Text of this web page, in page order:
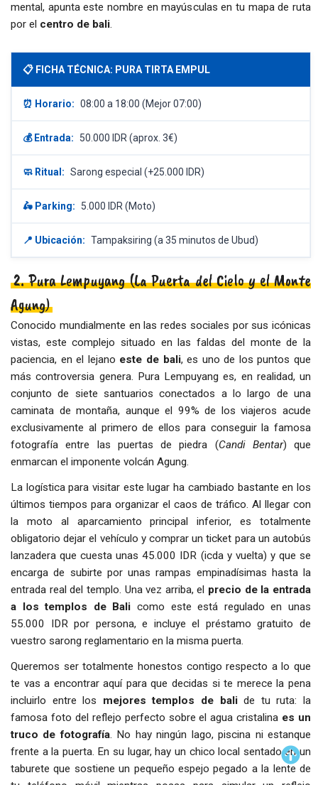
mental, apunta este nombre en mayúsculas en tu mapa de ruta
por el centro de bali.
📋 FICHA TÉCNICA: PURA TIRTA EMPUL
⏰ Horario: 08:00 a 18:00 (Mejor 07:00)
💰 Entrada: 50.000 IDR (aprox. 3€)
🧼 Ritual: Sarong especial (+25.000 IDR)
🛵 Parking: 5.000 IDR (Moto)
📍 Ubicación: Tampaksiring (a 35 minutos de Ubud)
2. Pura Lempuyang (La Puerta del Cielo y el Monte
Agung)
Conocido mundialmente en las redes sociales por sus icónicas
vistas, este complejo situado en las faldas del monte de la
paciencia, en el lejano este de bali, es uno de los puntos que
más controversia genera. Pura Lempuyang es, en realidad, un
conjunto de siete santuarios conectados a lo largo de una
caminata de montaña, aunque el 99% de los viajeros acude
exclusivamente al primero de ellos para conseguir la famosa
fotografía entre las puertas de piedra (Candi Bentar) que
enmarcan el imponente volcán Agung.
La logística para visitar este lugar ha cambiado bastante en los
últimos tiempos para organizar el caos de tráfico. Al llegar con
la moto al aparcamiento principal inferior, es totalmente
obligatorio dejar el vehículo y comprar un ticket para un autobús
lanzadera que cuesta unas 45.000 IDR (icda y vuelta) y que se
encarga de subirte por unas rampas empinadísimas hasta la
entrada real del templo. Una vez arriba, el precio de la entrada
a los templos de Bali como este está regulado en unas
55.000 IDR por persona, e incluye el préstamo gratuito de
vuestro sarong reglamentario en la misma puerta.
Queremos ser totalmente honestos contigo respecto a lo que
te vas a encontrar aquí para que decidas si te merece la pena
incluirlo entre los mejores templos de balide tu ruta: la
famosa foto del reflejo perfecto sobre el agua cristalina es un
truco de fotografía. No hay ningún lago, piscina ni estanque
frente a la puerta. En su lugar, hay un chico local sentado en un
taburete que sostiene un pequeño espejo pegado a la lente de